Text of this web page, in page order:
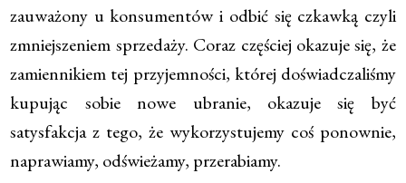
zauważony u konsumentów i odbić się czkawką czyli
zmniejszeniem sprzedaży. Coraz częściej okazuje się, że
zamiennikiem tej przyjemności, której doświadczaliśmy
kupując sobie nowe ubranie, okazuje się być
satysfakcja z tego, że wykorzystujemy coś ponownie,
naprawiamy, odświeżamy, przerabiamy.